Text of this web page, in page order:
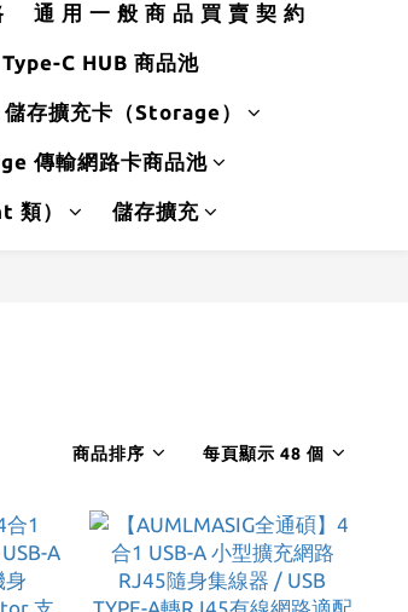
通 用 一 般 商 品 買 賣 契 約
Type-C HUB 商品池
存擴充卡（Storage）
傳輸網路卡商品池
類） 儲存擴充
商品排序 每頁顯示 48 個